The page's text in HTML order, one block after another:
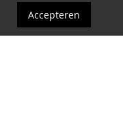
Accepteren